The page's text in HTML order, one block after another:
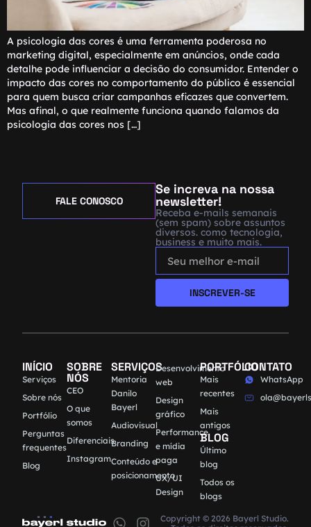
A psicologia das cores é uma ferramenta poderosa no
marketing digital, especialmente em anúncios, onde cada
detalhe pode influenciar a decisão do consumidor. Entender o
impacto das cores no comportamento do público é essencial
para quem busca criar campanhas eficazes que convertem.
Mas afinal, o que realmente funciona quando falamos da
psicologia das cores nos […]
Se increva na nossa
newsletter!
Receba e-mails semanais
(sem spam) sobre assuntos
diversos. como tecnologia,
business e muito mais.
INSCREVER-SE
FALE CONOSCO
INÍCIO
Serviços
Sobre nós
Portfólio
Perguntas
frequentes
Blog
SOBRE
NÓS
CEO
O que
somos
Diferenciais
Instagram
SERVIÇOS
Mentoria
Danilo
Bayerl
Audiovisual
Branding
Conteúdo e
posicionamento
Desenvolvimento
web
Design
gráfico
Performance
e mídia
paga
UX/UI
Design
PORTFÓLIO
Mais
recentes
Mais
antigos
BLOG
Último
blog
Todos os
blogs
CONTATO
WhatsApp
Copyright © 2026 Bayerl Studio.